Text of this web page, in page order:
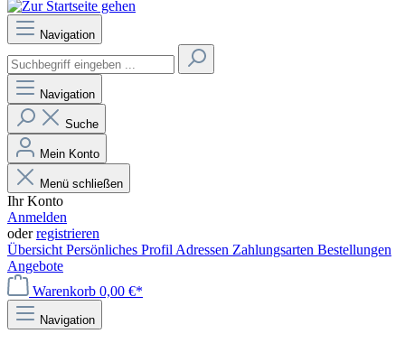
Navigation
Navigation
Suche
Mein Konto
Menü schließen
Ihr Konto
Anmelden
oderregistrieren
Übersicht Persönliches Profil Adressen Zahlungsarten Bestellungen
Angebote
Warenkorb 0,00 €*
Navigation